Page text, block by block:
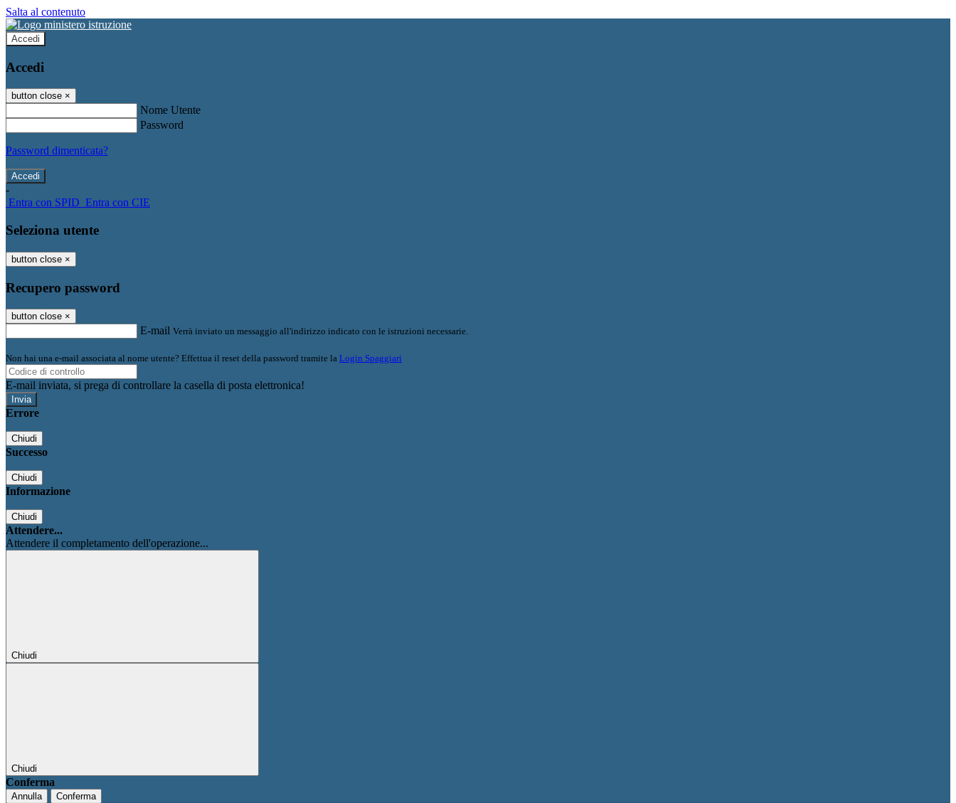
Salta al contenuto
Accedi
Accedi
button close ×
Nome Utente
Password
Password dimenticata?
-
Entra con SPID Entra con CIE
Seleziona utente
button close ×
Recupero password
button close ×
E-mail Verrà inviato un messaggio all'indirizzo indicato con le istruzioni necessarie.
Non hai una e-mail associata al nome utente? Effettua il reset della password tramite la Login Spaggiari
E-mail inviata, si prega di controllare la casella di posta elettronica!
Errore
Chiudi
Successo
Chiudi
Informazione
Chiudi
Attendere...
Attendere il completamento dell'operazione...
Chiudi
Chiudi
Conferma
Annulla Conferma